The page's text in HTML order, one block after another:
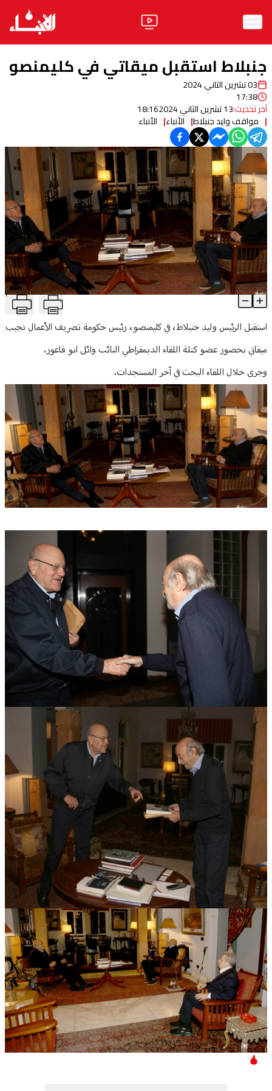
الأخبار
ثقافة ومجتمع
منوعات
آراء
فيديو
مواقف
وليد جنبلاطالحزب
ابحث
جنبلاط استقبل ميقاتي في كليمنصو
03 تشرين الثاني 2024
17:38
آخر تحديث:13 تشرين الثاني 2024 18:16
مواقف وليد جنبلاط الأنباء الأنباء
جنبلاط استقبل ميقاتي في كليمنصو T
Article Content
استقبل الرئيس وليد جنبلاط، في كليمنصو، رئيس حكومة تصريف الأعمال نجيب
ميقاتي بحضور عضو كتلة اللقاء الديمقراطي النائب وائل ابو فاعور.
وجرى خلال اللقاء البحث في آخر المستجدات.